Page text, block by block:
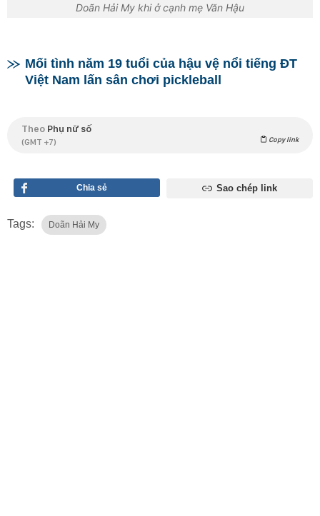
Doãn Hải My khi ở cạnh mẹ Văn Hậu
Mối tình năm 19 tuổi của hậu vệ nổi tiếng ĐT
Việt Nam lấn sân chơi pickleball
Theo Phụ nữ số
(GMT +7) Copy link
Chia sẻ Sao chép link
Tags: Doãn Hải My